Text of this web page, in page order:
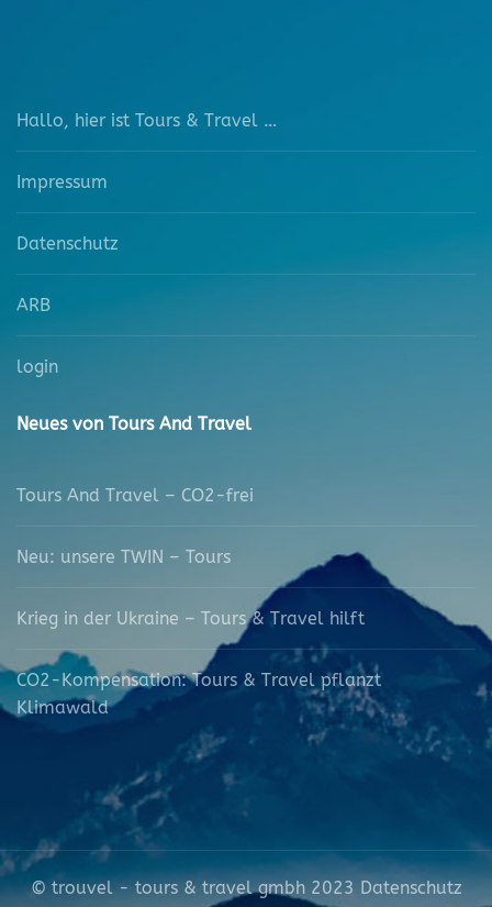
Hallo, hier ist Tours & Travel …
Impressum
Datenschutz
ARB
login
Neues von Tours And Travel
Tours And Travel – CO2-frei
Neu: unsere TWIN – Tours
Krieg in der Ukraine – Tours & Travel hilft
CO2-Kompensation: Tours & Travel pflanzt
Klimawald
© trouvel - tours & travel gmbh 2023 Datenschutz